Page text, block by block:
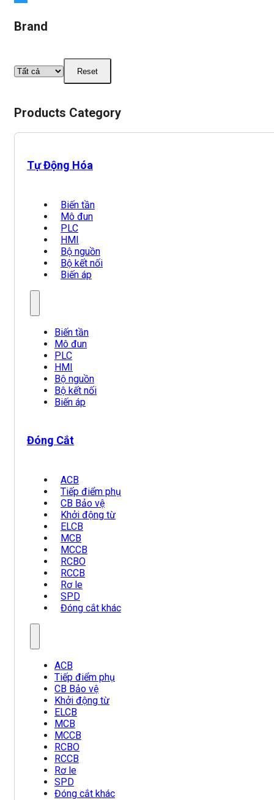
Brand
Reset
Products Category
Tự Động Hóa
Biến tần
Mô đun
PLC
HMI
Bộ nguồn
Bộ kết nối
Biến áp
Biến tần
Mô đun
PLC
HMI
Bộ nguồn
Bộ kết nối
Biến áp
Đóng Cắt
ACB
Tiếp điểm phụ
CB Bảo vệ
Khởi động từ
ELCB
MCB
MCCB
RCBO
RCCB
Rơ le
SPD
Đóng cắt khác
ACB
Tiếp điểm phụ
CB Bảo vệ
Khởi động từ
ELCB
MCB
MCCB
RCBO
RCCB
Rơ le
SPD
Đóng cắt khác